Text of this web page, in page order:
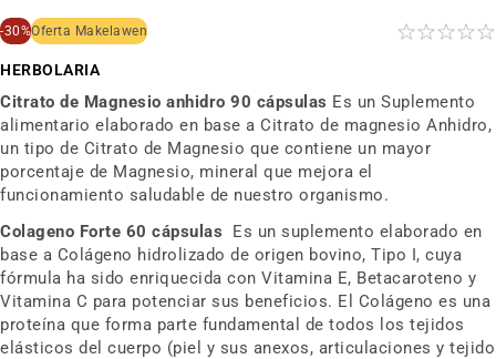
HERBOLARIA
Citrato de Magnesio anhidro 90 cápsulas Es un Suplemento
alimentario elaborado en base a Citrato de magnesio Anhidro,
un tipo de Citrato de Magnesio que contiene un mayor
porcentaje de Magnesio, mineral que mejora el
funcionamiento saludable de nuestro organismo.
Colageno Forte 60 cápsulas
Es un suplemento elaborado en
base a Colágeno hidrolizado de origen bovino, Tipo I, cuya
fórmula ha sido enriquecida con Vitamina E, Betacaroteno y
Vitamina C para potenciar sus beneficios. El Colágeno es una
proteína que forma parte fundamental de todos los tejidos
elásticos del cuerpo (piel y sus anexos, articulaciones y tejido
-30%Oferta Makelawen
al
inicio
de
la
galería
de
imágenes